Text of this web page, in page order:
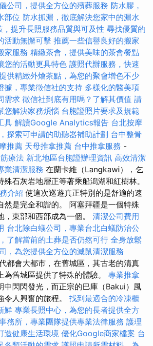
公司，提供全方位的殯葬服務 防水膠，
部位 防水抓漏，徹底解決您家中的漏水
提升長照服務品質與可及性 尋找優質的
活動無懈可擊 推薦一些信譽良好的搬家
家服務 精緻茶會，提供美味的茶會餐點
您的活動更具特色 護照代辦服務，快速
供精緻外燴茶點，為您的聚會增色不少
據，專業徵信社的支持 多樣化的醫美項
需求 徵信社到底有用嗎？了解其價值 請
您解決家務煩惱 台胞證照片要求及規範
具 解讀Google Analytics報告 台北按摩
探索可申請的助聽器補助計劃 台中整骨
推薦 天母推拿推薦 台中推拿服務 -
療法 新北地區台胞證辦理資訊 高效清潔
業清潔服務 在蘭卡維（Langkawi），乞
殊石灰岩地層正等著乘船潟湖和紅樹林。
介紹 使這次巡遊真正特別的是舒適的速
然是完全和諧的。 阿塞拜疆是一個特殊
，東部和西部成為一個。 清潔公司費用
台北除白蟻公司，專業台北白蟻防治公
了解當前的土葬是否仍然可行 全身放鬆
，為您提供全方位的滅鼠清潔服務
都會大都市，在舊城區，其古老的清真
為舊城區提供了特殊的體驗。 專業推拿
中閃閃發光，而正宗的巴庫（Bakui）風
令人興奮的旅程。 找到最適合的冷凍櫃
鮮 專業長照中心，為您的長者提供全方
務所，專業團隊提供專業法律服務 護理
造健康生活環境 優化Google商家檔案 台